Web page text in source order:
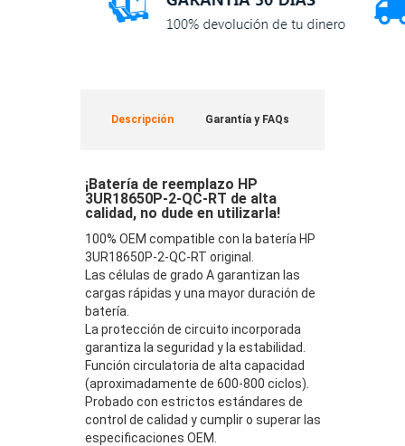
Descripción Garantía y FAQs
¡Batería de reemplazo HP
3UR18650P-2-QC-RT de alta
calidad, no dude en utilizarla!
100% OEM compatible con la batería HP
3UR18650P-2-QC-RT original.
Las células de grado A garantizan las
cargas rápidas y una mayor duración de
batería.
La protección de circuito incorporada
garantiza la seguridad y la estabilidad.
Función circulatoria de alta capacidad
(aproximadamente de 600-800 ciclos).
Probado con estrictos estándares de
control de calidad y cumplir o superar las
especificaciones OEM.